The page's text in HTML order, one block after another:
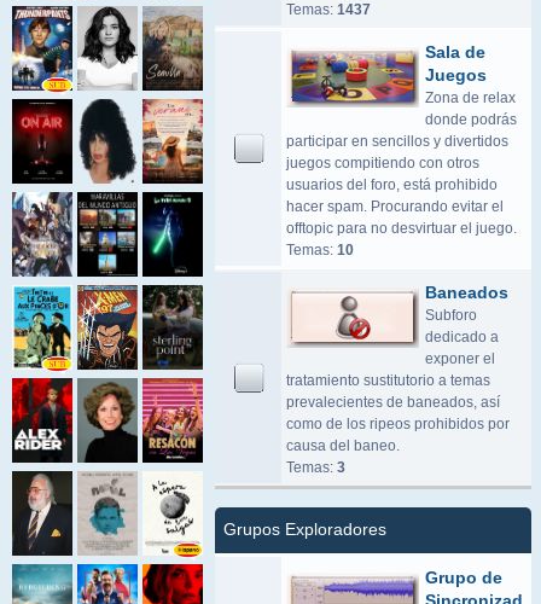
Temas: 1437
Sala de
Juegos
Zona de relax
donde podrás
participar en sencillos y divertidos
juegos compitiendo con otros
usuarios del foro, está prohibido
hacer spam. Procurando evitar el
offtopic para no desvirtuar el juego.
Temas: 10
Baneados
Subforo
dedicado a
exponer el
tratamiento sustitutorio a temas
prevalecientes de baneados, así
como de los ripeos prohibidos por
causa del baneo.
Temas: 3
Grupos Exploradores
Grupo de